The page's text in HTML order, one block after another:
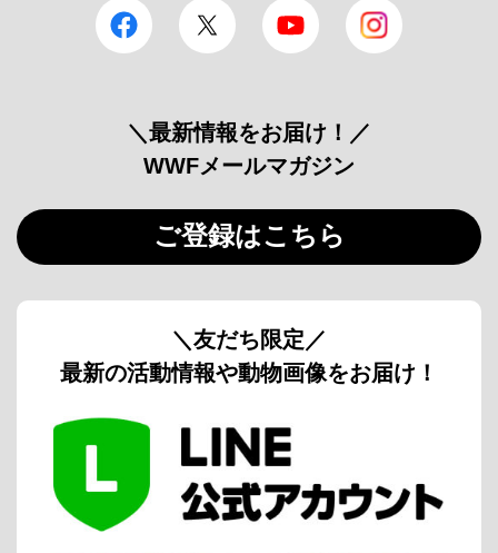
facebook Twitter YouTube
＼最新情報をお届け！／
WWFメールマガジン
ご登録はこちら
＼友だち限定／
最新の活動情報や動物画像をお届け！